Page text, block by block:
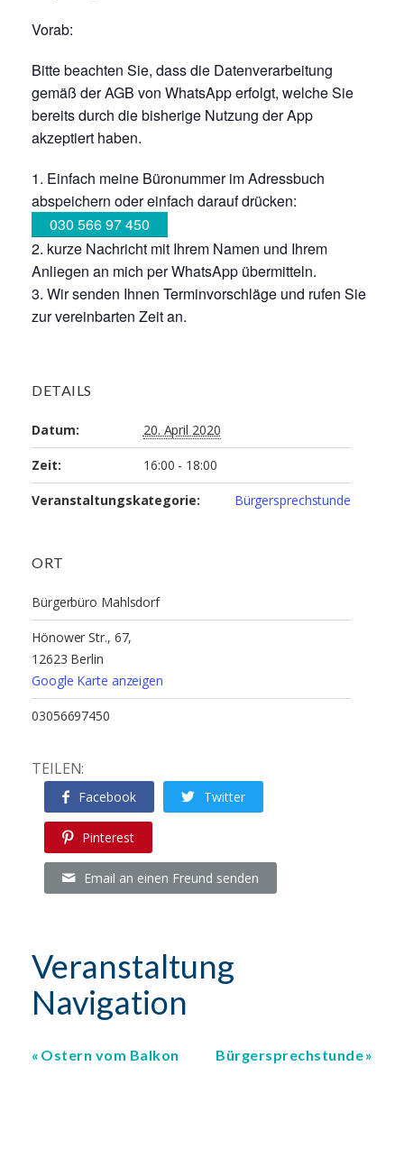
Vorab:
Bitte beachten Sie, dass die Datenverarbeitung
gemäß der AGB von WhatsApp erfolgt, welche Sie
bereits durch die bisherige Nutzung der App
akzeptiert haben.
Einfach meine Büronummer im Adressbuch
abspeichern oder einfach darauf drücken:
030 566 97 450
kurze Nachricht mit Ihrem Namen und Ihrem
Anliegen an mich per WhatsApp übermitteln.
Wir senden Ihnen Terminvorschläge und rufen Sie
zur vereinbarten Zeit an.
DETAILS
Datum: 20. April 2020
Zeit: 16:00 - 18:00
Veranstaltungskategorie: Bürgersprechstunde
ORT
Bürgerbüro Mahlsdorf
Hönower Str., 67,
12623 Berlin
Google Karte anzeigen
03056697450
TEILEN:
Facebook Twitter
Pinterest
Email an einen Freund senden
Veranstaltung
Navigation
Ostern vom Balkon Bürgersprechstunde